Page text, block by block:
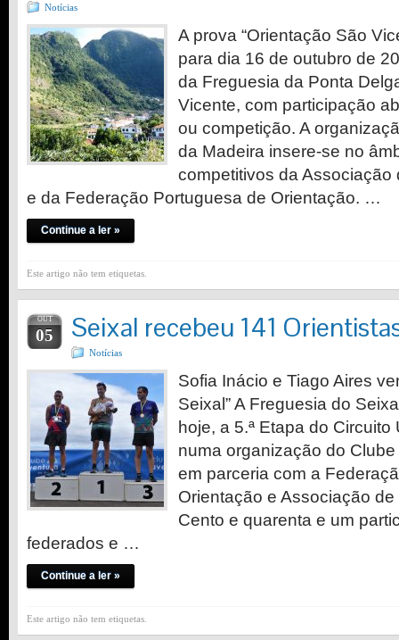
Notícias
A prova “Orientação São
para dia 16 de outubro de
da Freguesia da Ponta
Vicente, com participação
ou competição. A
da Madeira insere-se no
competitivos da Associação
e da Federação Portuguesa de Orientação. …
Continue a ler »
Este artigo não tem etiquetas.
OUT
05 Seixal recebeu 141
Notícias
Sofia Inácio e Tiago Aires
Seixal” A Freguesia do
hoje, a 5.ª Etapa do
numa organização do
em parceria com a
Orientação e Associação
Cento e quarenta e um
federados e …
Continue a ler »
Este artigo não tem etiquetas.